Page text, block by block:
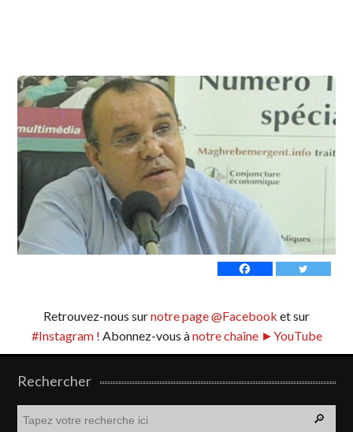
Retrouvez-nous surnotre page @Facebook et sur
#Instagram ! Abonnez-vous ànotre chaîne ►YouTube
Rechercher